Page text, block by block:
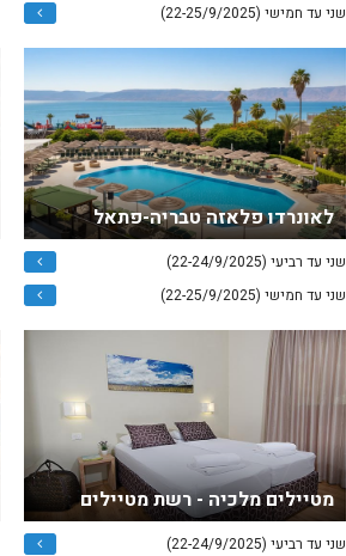
שני עד חמישי (22-25/9/2025)
לאונרדו פלאזה טבריה-פתאל
שני עד רביעי (22-24/9/2025)
שני עד חמישי (22-25/9/2025)
מטיילים מלכיה - רשת מטיילים
שני עד רביעי (22-24/9/2025)